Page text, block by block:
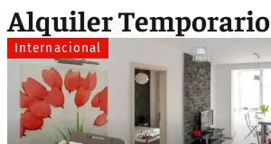
Alquiler Temporario
Internacional